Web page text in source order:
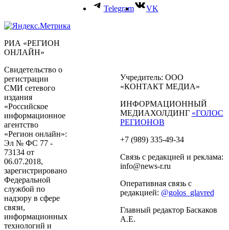
Telegram VK
РИА «РЕГИОН
ОНЛАЙН»
Свидетельство о
регистрации
СМИ сетевого
издания
«Российское
информационное
агентство
«Регион онлайн»:
Эл № ФС 77 -
73134 от
06.07.2018,
зарегистрировано
Федеральной
службой по
надзору в сфере
связи,
информационных
технологий и
Учредитель: ООО
«КОНТАКТ МЕДИА»
ИНФОРМАЦИОННЫЙ
МЕДИАХОЛДИНГ «ГОЛОС
РЕГИОНОВ
+7 (989) 335-49-34
Связь с редакцией и реклама:
info@news-r.ru
Оперативная связь с
редакцией: @golos_glavred
Главный редактор Баскаков
А.Е.